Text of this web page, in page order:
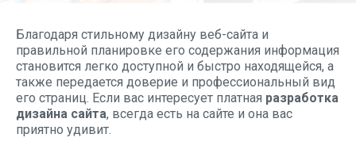
Благодаря стильному дизайну веб-сайта и
правильной планировке его содержания информация
становится легко доступной и быстро находящейся, а
также передается доверие и профессиональный вид
его страниц. Если вас интересует платная разработка
дизайна сайта, всегда есть на сайте и она вас
приятно удивит.